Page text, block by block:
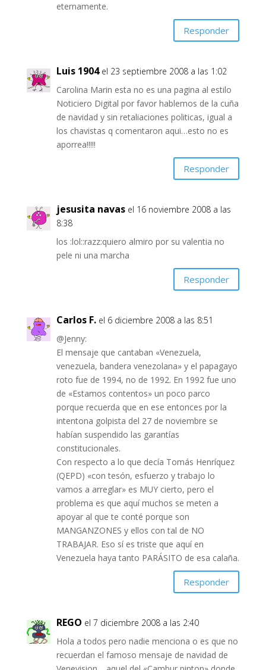
eternamente.
Responder
Luis 1904 el 23 septiembre 2008 a las 1:02
Carolina Marin esta no es una pagina al estilo
Noticiero Digital por favor hablemos de la cuña
de navidad y sin retaliaciones politicas, igual a
los chavistas q comentaron aqui…esto no es
aporrea!!!!!
Responder
jesusita navas el 16 noviembre 2008 a las
8:38
los :lol::razz:quiero almiro por su valentia no
pele ni una marcha
Responder
Carlos F. el 6 diciembre 2008 a las 8:51
@Jenny:
El mensaje que cantaban «Venezuela,
venezuela, bandera venezolana» y el papagayo
roto fue de 1994, no de 1992. En 1992 fue uno
de «Estamos contentos» un poco parco
porque recuerda que en ese entonces por la
intentona golpista del 27 de noviembre se
habían suspendido las garantías
constitucionales.
Con respecto a lo que decía Tomás Henríquez
(QEPD) «con tesón, esfuerzo y trabajo lo
vamos a arreglar» es MUY cierto, pero el
problema es que aquí muchos se meten a
apoyar al que te conté porque son
MANGANZONES y ellos con tal de NO
TRABAJAR. Eso sí es triste que aquí en
Venezuela haya tanto PARÁSITO de esa calaña.
Responder
REGO el 7 diciembre 2008 a las 2:40
Hola a todos pero nadie menciona o es que no
recuerdan el famoso mensaje de navidad de